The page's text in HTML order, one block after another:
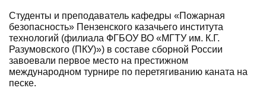
Студенты и преподаватель кафедры «Пожарная
безопасность» Пензенского казачьего института
технологий (филиала ФГБОУ ВО «МГТУ им. К.Г.
Разумовского (ПКУ)») в составе сборной России
завоевали первое место на престижном
международном турнире по перетягиванию каната на
песке.